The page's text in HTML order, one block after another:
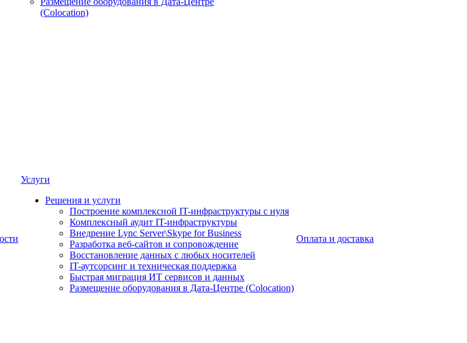
(Colocation)
Услуги
Решения и услуги
Построение комплексной IT-инфраструктуры с нуля
Комплексный аудит IT-инфраструктуры
Внедрение Lync Server\Skype for Business
Разработка веб-сайтов и сопровождение
Восстановление данных с любых носителей
IT-аутсорсинг и техническая поддержка
Быстрая миграция ИТ сервисов и данных
Размещение оборудования в Дата-Центре (Colocation)
Оплата и доставка